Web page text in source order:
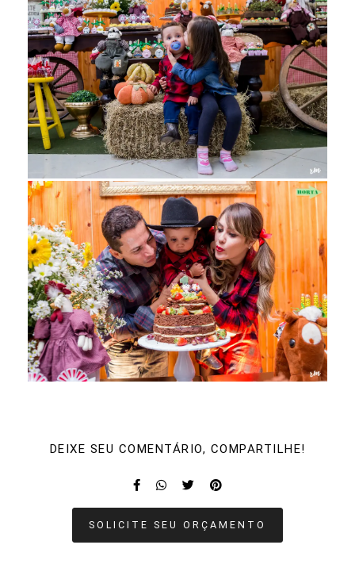
DEIXE SEU COMENTÁRIO, COMPARTILHE!
SOLICITE SEU ORÇAMENTO